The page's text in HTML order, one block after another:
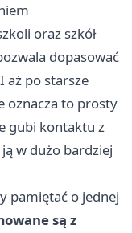
oraz szkół
dopasować
aż po starsze
oznacza to prosty
gubi kontaktu z
w dużo bardziej
pamiętać o jednej
są z